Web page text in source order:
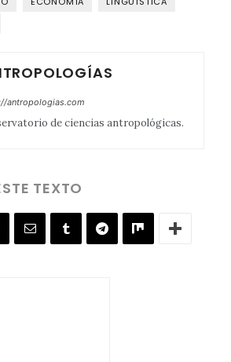
antropologias.com
de ciencias antropológicas.
TEXTO